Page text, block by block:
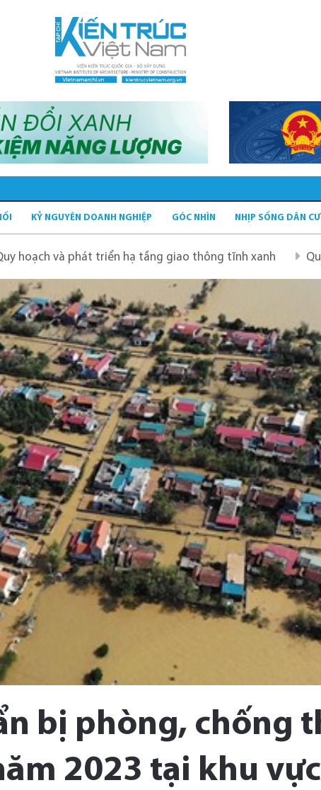
KỶ NGUYÊN DOANH NGHIỆP GÓC NHÌN NHỊP SỐNG DÂN CƯ
phát triển hạ tầng giao thông tĩnh xanh Quy hoạch Hà
bị phòng, chống
2023 tại khu